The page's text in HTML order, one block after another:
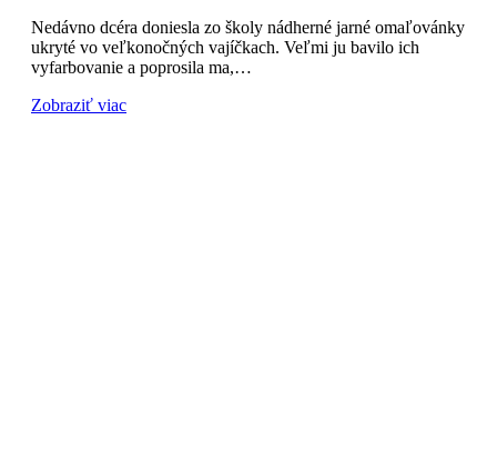
Nedávno dcéra doniesla zo školy nádherné jarné omaľovánky
ukryté vo veľkonočných vajíčkach. Veľmi ju bavilo ich
vyfarbovanie a poprosila ma,…
Zobraziť viac